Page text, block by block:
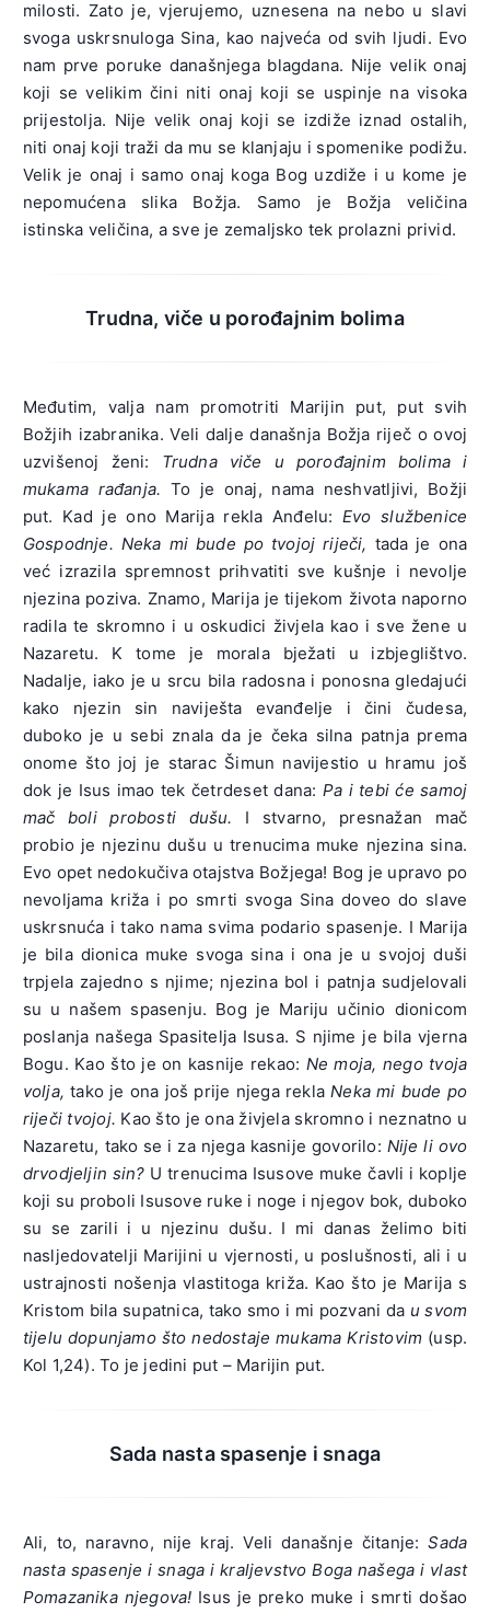
milosti. Zato je, vjerujemo, uznesena na nebo u slavi
svoga uskrsnuloga Sina, kao najveća od svih ljudi. Evo
nam prve poruke današnjega blagdana. Nije velik onaj
koji se velikim čini niti onaj koji se uspinje na visoka
prijestolja. Nije velik onaj koji se izdiže iznad ostalih,
niti onaj koji traži da mu se klanjaju i spomenike podižu.
Velik je onaj i samo onaj koga Bog uzdiže i u kome je
nepomućena slika Božja. Samo je Božja veličina
istinska veličina, a sve je zemaljsko tek prolazni privid.
Trudna, viče u porođajnim bolima
Međutim, valja nam promotriti Marijin put, put svih
Božjih izabranika. Veli dalje današnja Božja riječ o ovoj
uzvišenoj ženi: Trudna viče u porođajnim bolima i
mukama rađanja. To je onaj, nama neshvatljivi, Božji
put. Kad je ono Marija rekla Anđelu: Evo službenice
Gospodnje. Neka mi bude po tvojoj riječi, tada je ona
već izrazila spremnost prihvatiti sve kušnje i nevolje
njezina poziva. Znamo, Marija je tijekom života naporno
radila te skromno i u oskudici živjela kao i sve žene u
Nazaretu. K tome je morala bježati u izbjeglištvo.
Nadalje, iako je u srcu bila radosna i ponosna gledajući
kako njezin sin naviješta evanđelje i čini čudesa,
duboko je u sebi znala da je čeka silna patnja prema
onome što joj je starac Šimun navijestio u hramu još
dok je Isus imao tek četrdeset dana: Pa i tebi će samoj
mač boli probosti dušu. I stvarno, presnažan mač
probio je njezinu dušu u trenucima muke njezina sina.
Evo opet nedokučiva otajstva Božjega! Bog je upravo po
nevoljama križa i po smrti svoga Sina doveo do slave
uskrsnuća i tako nama svima podario spasenje. I Marija
je bila dionica muke svoga sina i ona je u svojoj duši
trpjela zajedno s njime; njezina bol i patnja sudjelovali
su u našem spasenju. Bog je Mariju učinio dionicom
poslanja našega Spasitelja Isusa. S njime je bila vjerna
Bogu. Kao što je on kasnije rekao: Ne moja, nego tvoja
volja, tako je ona još prije njega reklaNeka mi bude po
riječi tvojoj. Kao što je ona živjela skromno i neznatno u
Nazaretu, tako se i za njega kasnije govorilo: Nije li ovo
drvodjeljin sin? U trenucima Isusove muke čavli i koplje
koji su proboli Isusove ruke i noge i njegov bok, duboko
su se zarili i u njezinu dušu. I mi danas želimo biti
nasljedovatelji Marijini u vjernosti, u poslušnosti, ali i u
ustrajnosti nošenja vlastitoga križa. Kao što je Marija s
Kristom bila supatnica, tako smo i mi pozvani da u svom
tijelu dopunjamo što nedostaje mukama Kristovim (usp.
Kol 1,24). To je jedini put – Marijin put.
Sada nasta spasenje i snaga
Ali, to, naravno, nije kraj. Veli današnje čitanje:Sada
nasta spasenje i snaga i kraljevstvo Boga našega i vlast
Pomazanika njegova! Isus je preko muke i smrti došao